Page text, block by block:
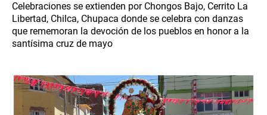
Celebraciones se extienden por Chongos Bajo, Cerrito La
Libertad, Chilca, Chupaca donde se celebra con danzas
que rememoran la devoción de los pueblos en honor a la
santísima cruz de mayo